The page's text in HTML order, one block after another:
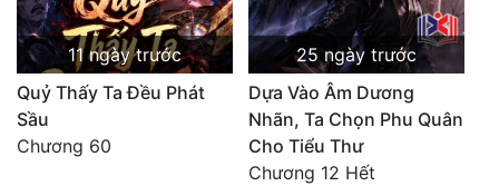
11 ngày trước
Quỷ Thấy Ta Đều Phát
Sầu
Chương 60
25 ngày trước
Dựa Vào Âm Dương
Nhãn, Ta Chọn Phu Quân
Cho Tiểu Thư
Chương 12 Hết